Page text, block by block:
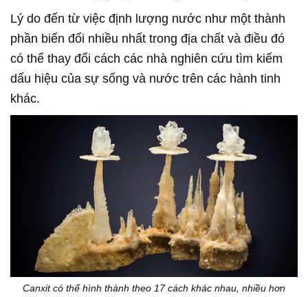
Lý do đến từ việc định lượng nước như một thành
phần biến đổi nhiều nhất trong địa chất và điều đó
có thể thay đổi cách các nhà nghiên cứu tìm kiếm
dấu hiệu của sự sống và nước trên các hành tinh
khác.
Canxit có thể hình thành theo 17 cách khác nhau, nhiều hơn